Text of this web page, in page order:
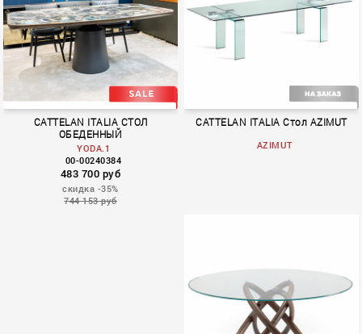
CATTELAN ITALIA СТОЛ
ОБЕДЕННЫЙ
YODA.1
00-00240384
483 700 руб
скидка -35%
744 153 руб
BOOK 1
CATTELAN ITALIA Стол AZIMUT
AZIMUT